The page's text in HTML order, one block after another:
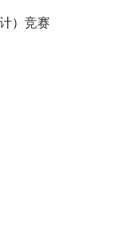
）竞赛